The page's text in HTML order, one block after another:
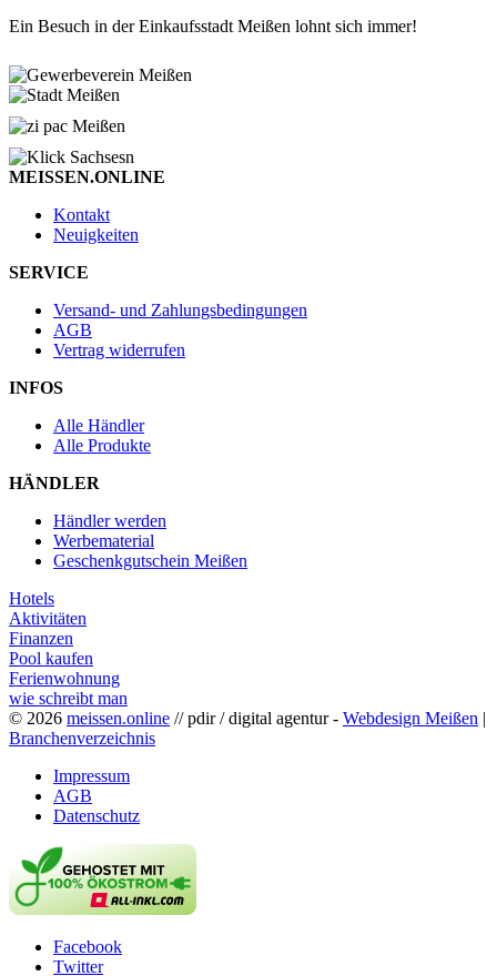
Ein Besuch in der Einkaufsstadt Meißen lohnt sich immer!
MEISSEN.ONLINE
Kontakt
Neuigkeiten
SERVICE
Versand- und Zahlungsbedingungen
AGB
Vertrag widerrufen
INFOS
Alle Händler
Alle Produkte
HÄNDLER
Händler werden
Werbematerial
Geschenkgutschein Meißen
Hotels
Aktivitäten
Finanzen
Pool kaufen
Ferienwohnung
wie schreibt man
© 2026 meissen.online // pdir / digital agentur - Webdesign Meißen |
Branchenverzeichnis
Impressum
AGB
Datenschutz
Facebook
Twitter